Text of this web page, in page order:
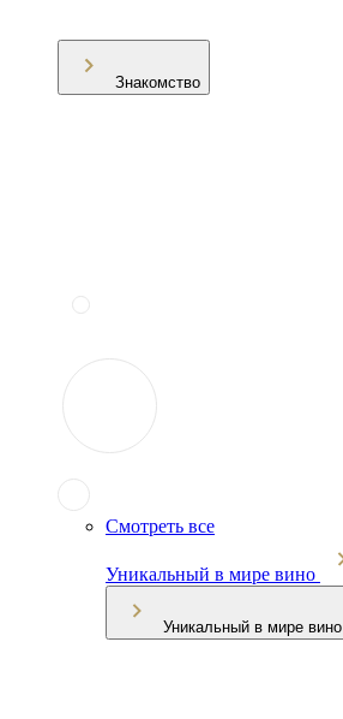
Знакомство
Смотреть все
Уникальный в мире вино
Уникальный в мире вино